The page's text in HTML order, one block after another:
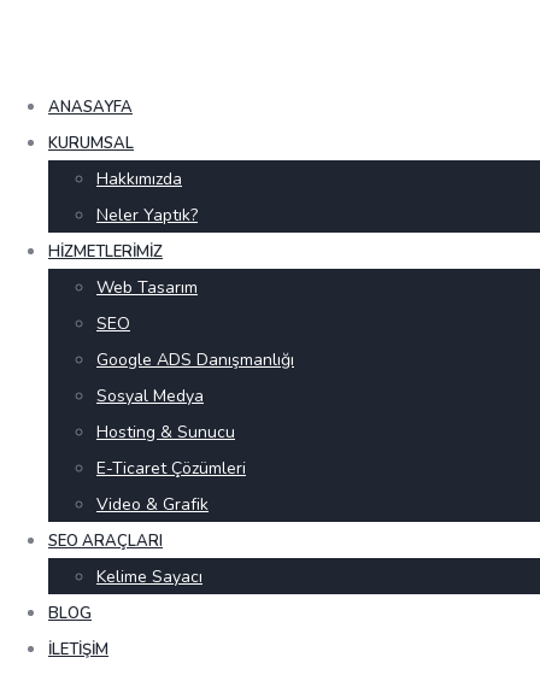
ANASAYFA
KURUMSAL
Hakkımızda
Neler Yaptık?
HIZMETLERIMIZ
Web Tasarım
SEO
Google ADS Danışmanlığı
Sosyal Medya
Hosting & Sunucu
E-Ticaret Çözümleri
Video & Grafik
SEO ARAÇLARI
Kelime Sayacı
BLOG
İLETIŞIM